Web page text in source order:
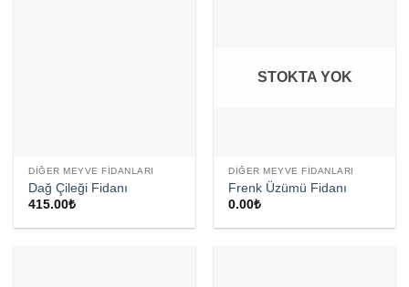
DIĞER MEYVE FIDANLARI
Dağ Çileği Fidanı
415.00₺
STOKTA YOK
DIĞER MEYVE FIDANLARI
Frenk Üzümü Fidanı
0.00₺